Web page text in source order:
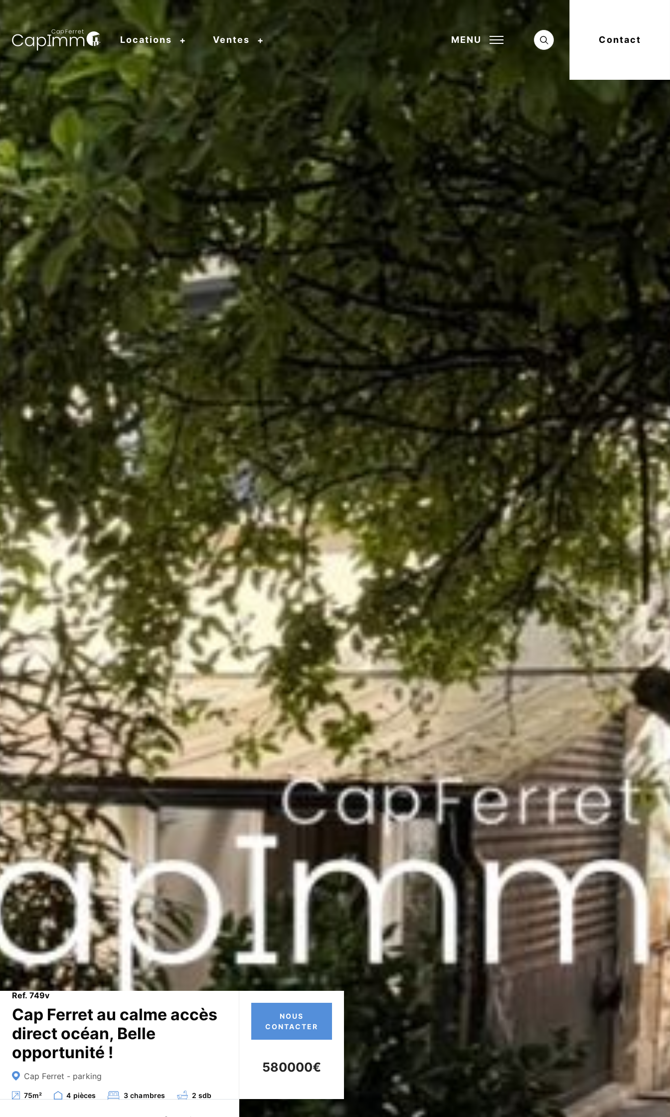
Locations Ventes MENU Contact
Ref. 749v
Cap Ferret au calme accès
direct océan, Belle
opportunité !
Cap Ferret - parking
75m² 4 pièces 3 chambres 2 sdb
NOUS
CONTACTER
580000€